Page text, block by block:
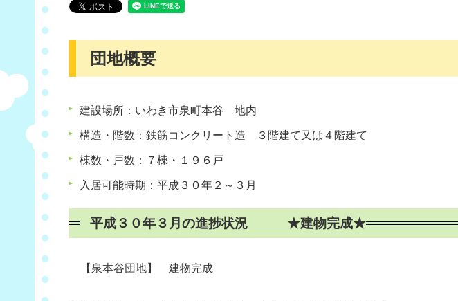
団地概要
建設場所：いわき市泉町本谷 地内
構造・階数：鉄筋コンクリート造 ３階建て又は４階建て
棟数・戸数：７棟・１９６戸
入居可能時期：平成３０年２～３月
平成３０年３月の進捗状況 ★建物完成★
【泉本谷団地】 建物完成